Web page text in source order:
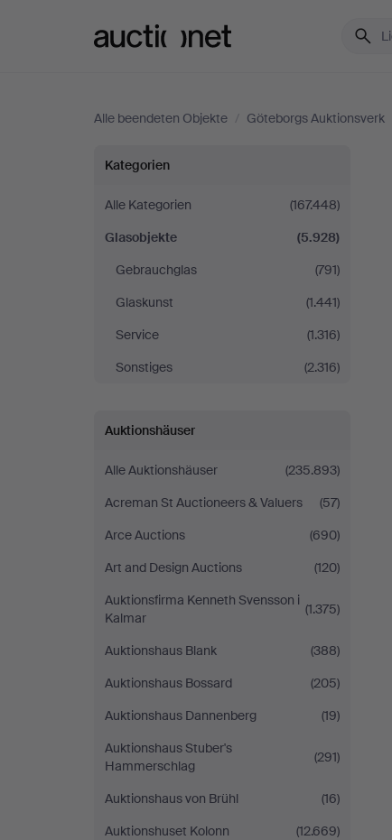
Alle beendeten Objekte / Göteborgs Auktionsverk
Glasobjekte
bei
Göteborgs
Auktionsverk
Kategorien
Alle Kategorien
(167.448)
Glasobjekte
(5.928)
Gebrauchglas
(791)
Glaskunst
(1.441)
Service
(1.316)
Sonstiges
(2.316)
Auktionshäuser
Alle Auktionshäuser
(235.893)
Acreman St Auctioneers & Valuers
(57)
Arce Auctions
(690)
Art and Design Auctions
(120)
Auktionsfirma Kenneth Svensson i
Kalmar
(1.375)
Auktionshaus Blank
(388)
Auktionshaus Bossard
(205)
Auktionshaus Dannenberg
(19)
Auktionshaus Stuber's
Hammerschlag
(291)
Auktionshaus von Brühl
(16)
Auktionshuset Kolonn
(12.669)